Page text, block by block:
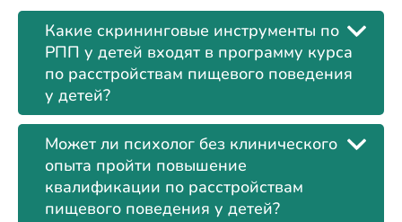
Какие скрининговые инструменты по
РПП у детей входят в программу курса
по расстройствам пищевого поведения
у детей?
Может ли психолог без клинического
опыта пройти повышение
квалификации по расстройствам
пищевого поведения у детей?